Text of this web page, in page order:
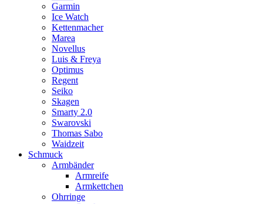
Garmin
Ice Watch
Kettenmacher
Marea
Novellus
Luis & Freya
Optimus
Regent
Seiko
Skagen
Smarty 2.0
Swarovski
Thomas Sabo
Waidzeit
Schmuck
Armbänder
Armreife
Armkettchen
Ohrringe